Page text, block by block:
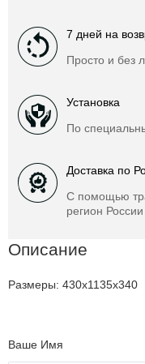
7 дней на
Просто и без
Установка
По
Доставка по
С помощью
регион России
Описание
Размеры: 430х1135х340
Ваше Имя